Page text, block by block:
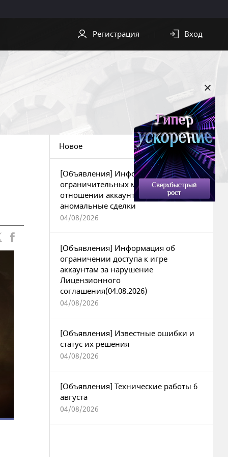
Обои
Центр
безопасности
Регистрация Вход
Новое
[Объявления] Информация об
ограничительных мерах в
отношении аккаунтов за
аномальные сделки
04/08/2026
[Объявления] Информация об
ограничении доступа к игре
аккаунтам за нарушение
Лицензионного
соглашения(04.08.2026)
04/08/2026
[Объявления] Известные ошибки и
статус их решения
04/08/2026
[Объявления] Технические работы 6
августа
04/08/2026